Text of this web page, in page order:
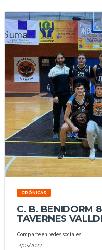
CRÓNICAS
C. B. BENIDORM
TAVERNES
Comparte en redes sociales:
13/03/2022